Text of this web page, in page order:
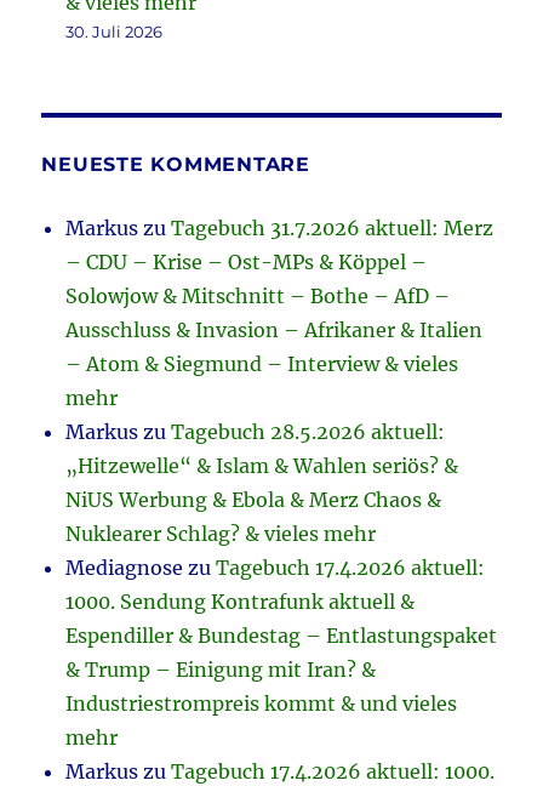
30. Juli 2026
NEUESTE KOMMENTARE
Markus zuTagebuch 31.7.2026 aktuell: Merz
– CDU – Krise – Ost-MPs & Köppel –
Solowjow & Mitschnitt – Bothe – AfD –
Ausschluss & Invasion – Afrikaner & Italien
– Atom & Siegmund – Interview & vieles
mehr
Markus zuTagebuch 28.5.2026 aktuell:
„Hitzewelle“ & Islam & Wahlen seriös? &
NiUS Werbung & Ebola & Merz Chaos &
Nuklearer Schlag? & vieles mehr
Mediagnose zuTagebuch 17.4.2026 aktuell:
1000. Sendung Kontrafunk aktuell &
Espendiller & Bundestag – Entlastungspaket
& Trump – Einigung mit Iran? &
Industriestrompreis kommt & und vieles
mehr
Markus zuTagebuch 17.4.2026 aktuell: 1000.